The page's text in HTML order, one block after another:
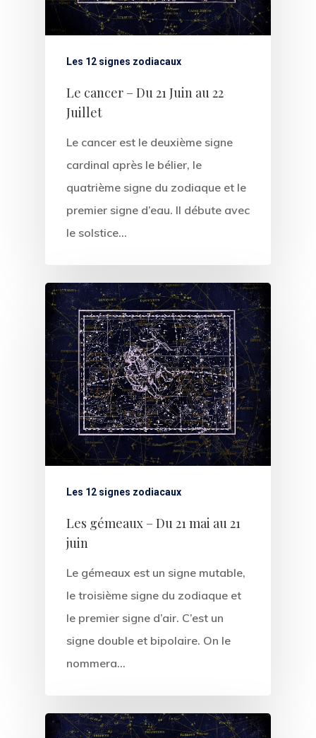
Les 12 signes zodiacaux
Le cancer – Du 21 Juin au 22
Juillet
Le cancer est le deuxième signe
cardinal après le bélier, le
quatrième signe du zodiaque et le
premier signe d’eau. Il débute avec
le solstice…
Les 12 signes zodiacaux
Les gémeaux – Du 21 mai au 21
juin
Le gémeaux est un signe mutable,
le troisième signe du zodiaque et
le premier signe d’air. C’est un
signe double et bipolaire. On le
nommera…